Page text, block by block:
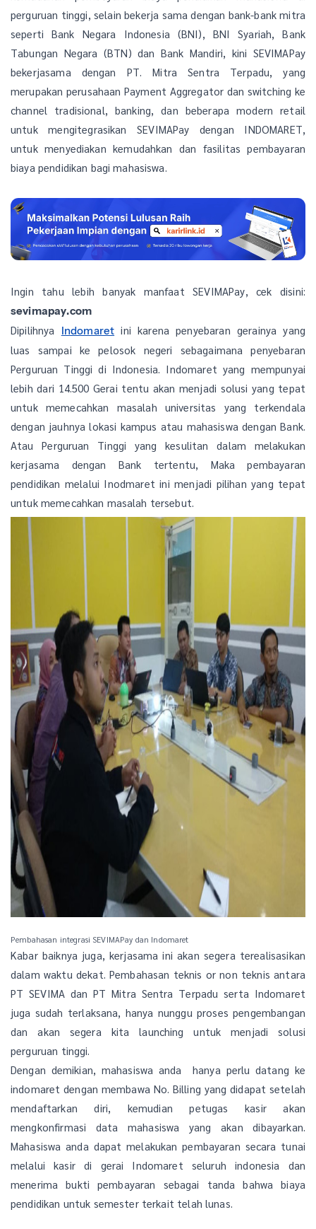
perguruan tinggi, selain bekerja sama dengan bank-bank mitra
seperti Bank Negara Indonesia (BNI), BNI Syariah, Bank
Tabungan Negara (BTN) dan Bank Mandiri, kini SEVIMAPay
bekerjasama dengan PT. Mitra Sentra Terpadu, yang
merupakan perusahaan Payment Aggregator dan switching ke
channel tradisional, banking, dan beberapa modern retail
untuk mengitegrasikan SEVIMAPay dengan INDOMARET,
untuk menyediakan kemudahkan dan fasilitas pembayaran
biaya pendidikan bagi mahasiswa.
Ingin tahu lebih banyak manfaat SEVIMAPay, cek disini:
sevimapay.com
Dipilihnya Indomaret ini karena penyebaran gerainya yang
luas sampai ke pelosok negeri sebagaimana penyebaran
Perguruan Tinggi di Indonesia. Indomaret yang mempunyai
lebih dari 14.500 Gerai tentu akan menjadi solusi yang tepat
untuk memecahkan masalah universitas yang terkendala
dengan jauhnya lokasi kampus atau mahasiswa dengan Bank.
Atau Perguruan Tinggi yang kesulitan dalam melakukan
kerjasama dengan Bank tertentu, Maka pembayaran
pendidikan melalui Inodmaret ini menjadi pilihan yang tepat
untuk memecahkan masalah tersebut.
Pembahasan integrasi SEVIMAPay dan Indomaret
Kabar baiknya juga, kerjasama ini akan segera terealisasikan
dalam waktu dekat. Pembahasan teknis or non teknis antara
PT SEVIMA dan PT Mitra Sentra Terpadu serta Indomaret
juga sudah terlaksana, hanya nunggu proses pengembangan
dan akan segera kita launching untuk menjadi solusi
perguruan tinggi.
Dengan demikian, mahasiswa anda hanya perlu datang ke
indomaret dengan membawa No. Billing yang didapat setelah
mendaftarkan diri, kemudian petugas kasir akan
mengkonfirmasi data mahasiswa yang akan dibayarkan.
Mahasiswa anda dapat melakukan pembayaran secara tunai
melalui kasir di gerai Indomaret seluruh indonesia dan
menerima bukti pembayaran sebagai tanda bahwa biaya
pendidikan untuk semester terkait telah lunas.